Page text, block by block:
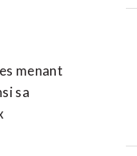
menant
sa